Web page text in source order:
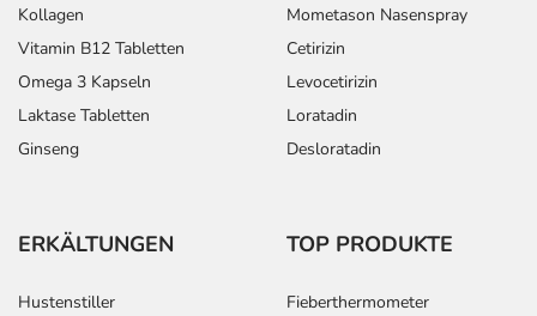
Kollagen
Vitamin B12 Tabletten
Omega 3 Kapseln
Laktase Tabletten
Ginseng
Mometason Nasenspray
Cetirizin
Levocetirizin
Loratadin
Desloratadin
ERKÄLTUNGEN
Hustenstiller
TOP PRODUKTE
Fieberthermometer